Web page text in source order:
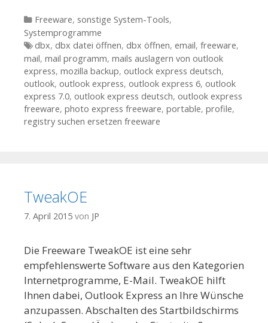
Kategorien
Freeware, sonstige System-Tools,
Systemprogramme
Tags
dbx, dbx datei öffnen, dbx öffnen, email, freeware,
mail, mail programm, mails auslagern von outlook
express, mozilla backup, outlock express deutsch,
outlook, outlook express, outlook express 6, outlook
express 7.0, outlook express deutsch, outlook express
freeware, photo express freeware, portable, profile,
registry suchen ersetzen freeware
TweakOE
7. April 2015 von JP
Die Freeware TweakOE ist eine sehr
empfehlenswerte Software aus den Kategorien
Internetprogramme, E-Mail. TweakOE hilft
Ihnen dabei, Outlook Express an Ihre Wünsche
anzupassen. Abschalten des Startbildschirms